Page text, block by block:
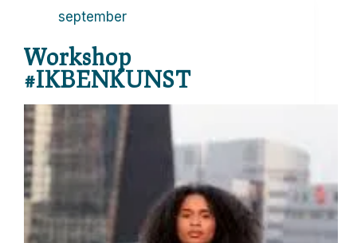
september
Workshop
#IKBENKUNST